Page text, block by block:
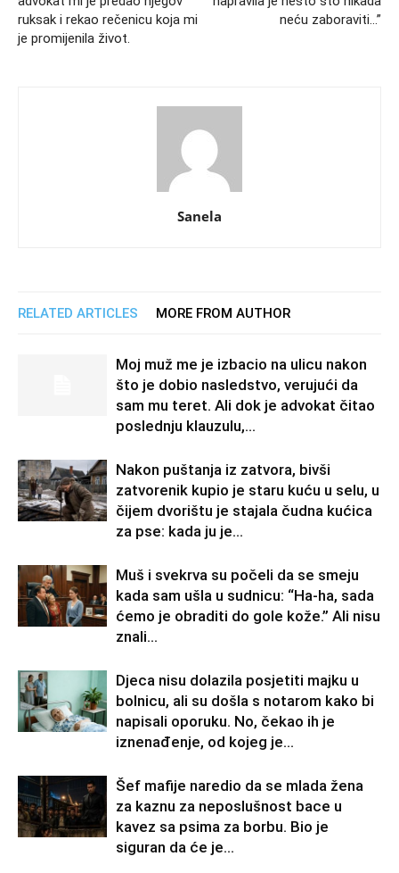
ruksak i rekao rečenicu koja mi
je promijenila život.
neću zaboraviti…”
Sanela
RELATED ARTICLES MORE FROM AUTHOR
Moj muž me je izbacio na ulicu nakon
što je dobio nasledstvo, verujući da
sam mu teret. Ali dok je advokat čitao
poslednju klauzulu,...
Nakon puštanja iz zatvora, bivši
zatvorenik kupio je staru kuću u selu, u
čijem dvorištu je stajala čudna kućica
za pse: kada ju je...
Muš i svekrva su počeli da se smeju
kada sam ušla u sudnicu: “Ha-ha, sada
ćemo je obraditi do gole kože.” Ali nisu
znali...
Djeca nisu dolazila posjetiti majku u
bolnicu, ali su došla s notarom kako bi
napisali oporuku. No, čekao ih je
iznenađenje, od kojeg je...
Šef mafije naredio da se mlada žena
za kaznu za neposlušnost bace u
kavez sa psima za borbu. Bio je
siguran da će je...